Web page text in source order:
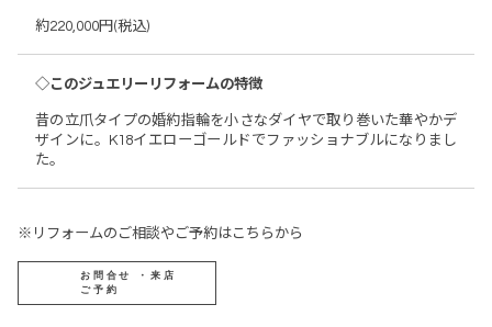
約220,000円(税込)
◇このジュエリーリフォームの特徴
昔の立爪タイプの婚約指輪を小さなダイヤで取り巻いた華やかデ
ザインに。K18イエローゴールドでファッショナブルになりまし
た。
※リフォームのご相談やご予約はこちらから
お問合せ ・来店
ご予約